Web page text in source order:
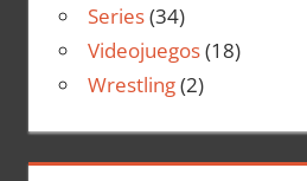
Series(34)
Videojuegos(18)
Wrestling(2)